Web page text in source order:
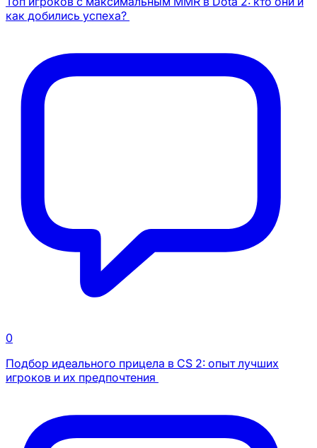
как добились успеха?
0
Подбор идеального прицела в CS 2: опыт лучших
игроков и их предпочтения